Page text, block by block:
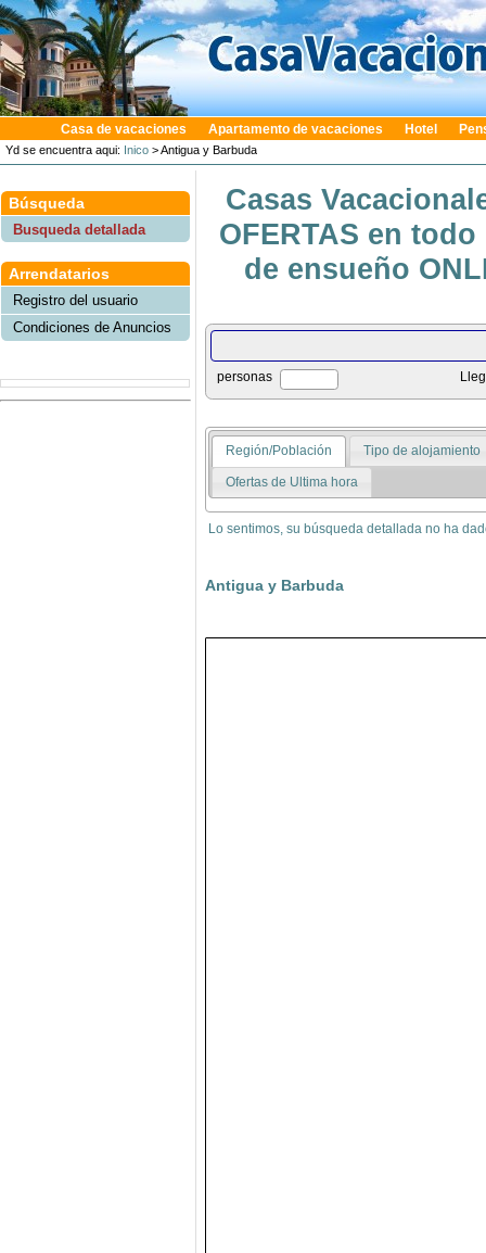
Casa de vacaciones Apartamento de vacaciones Hotel
Yd se encuentra aqui: Inico > Antigua y Barbuda
Búsqueda
Busqueda detallada
Arrendatarios
Registro del usuario
Condiciones de Anuncios
Casas
OFERTAS en
de ensueño
personas
Región/Población Tipo de alojamiento
Ofertas de Ultima hora
Lo sentimos, su búsqueda detallada no ha
Antigua y Barbuda